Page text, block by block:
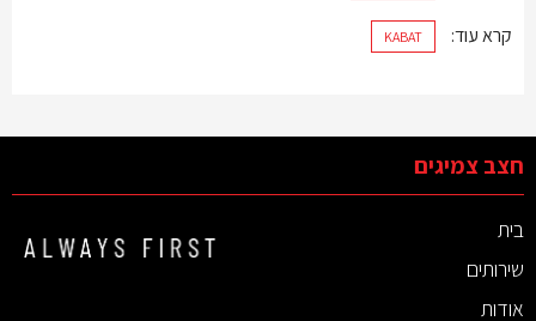
קרא עוד: KABAT
חצב צמיגים
בית
שירותים
אודות